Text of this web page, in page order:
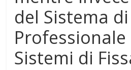
del Sistema
Professionale
Sistemi di